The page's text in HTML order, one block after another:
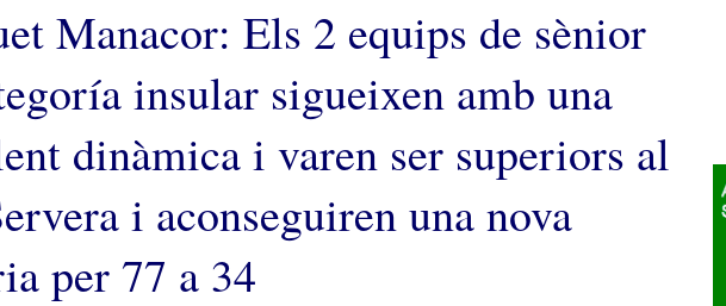
Manacor: Els 2 equips de sènior
insular sigueixen amb una
dinàmica i varen ser superiors al
i aconseguiren una nova
per 77 a 34